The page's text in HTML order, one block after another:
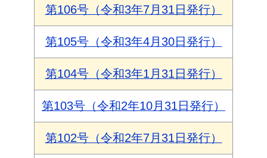
第106号（令和3年7月31日発行）
第105号（令和3年4月30日発行）
第104号（令和3年1月31日発行）
第103号（令和2年10月31日発行）
第102号（令和2年7月31日発行）